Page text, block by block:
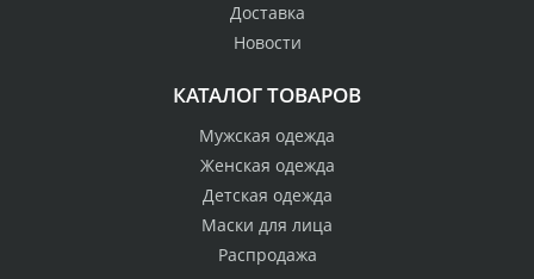
Доставка
Новости
КАТАЛОГ ТОВАРОВ
Мужская одежда
Женская одежда
Детская одежда
Маски для лица
Распродажа